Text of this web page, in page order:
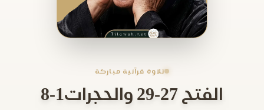
تلاوة قرآنية مباركة
الفتح 27-29 والحجرات1-8